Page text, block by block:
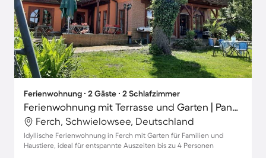
Ferienwohnung ∙ 2 Gäste ∙ 2 Schlafzimmer
Ferienwohnung mit Terrasse und Garten | Panoramablick
Ferch, Schwielowsee, Deutschland
Idyllische Ferienwohnung in Ferch mit Garten für Familien und
Haustiere, ideal für entspannte Auszeiten bis zu 4 Personen